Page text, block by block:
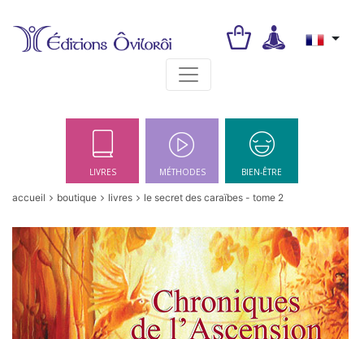
Toggle navigation
LIVRES MÉTHODES BIEN-ÊTRE
accueil boutique livres le secret des caraïbes - tome 2